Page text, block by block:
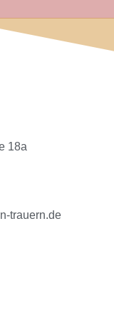
18a
trauern.de